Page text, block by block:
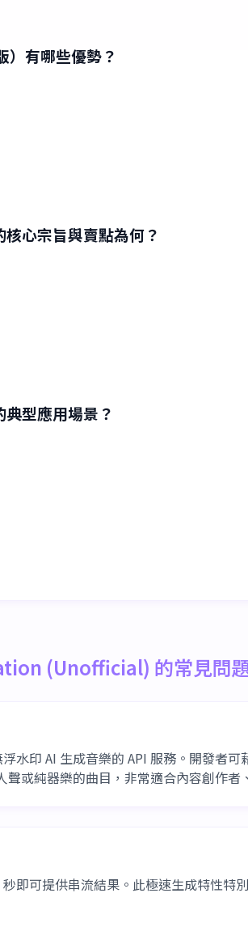
）有哪些優勢？
心宗旨與賣點為何？
型應用場景？
(Unofficial) 的常見問
水印 AI 生成音樂的 API 服務。開發者
或純器樂的曲目，非常適合內容創作者
即可提供串流結果。此極速生成特性